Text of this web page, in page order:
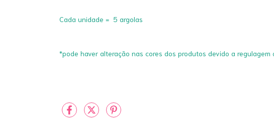
Cada unidade = 5 argolas
*pode haver alteração nas cores dos produtos devido a regulagem